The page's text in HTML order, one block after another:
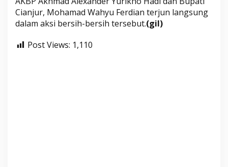
Cianjur, Mohamad Wahyu Ferdian terjun langsung
dalam aksi bersih-bersih tersebut.(gil)
Post Views: 1,110